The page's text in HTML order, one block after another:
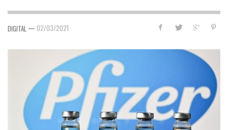
DIGITAL — 02/03/2021